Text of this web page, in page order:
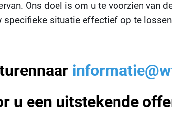
Ons doel is om u te voorzien van
specifieke situatie effectief op te
u een uitstekende